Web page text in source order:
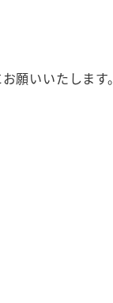
願いいたします。